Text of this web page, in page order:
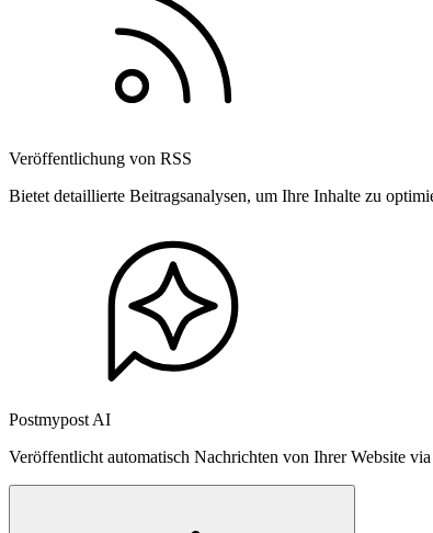
Veröffentlichung von RSS
Bietet detaillierte Beitragsanalysen, um Ihre Inhalte zu
Postmypost AI
Veröffentlicht automatisch Nachrichten von Ihrer Website